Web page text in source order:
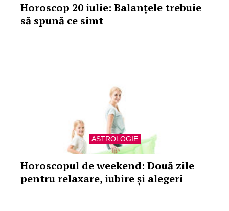
Horoscop 20 iulie: Balanțele trebuie
să spună ce simt
ASTROLOGIE
Horoscopul de weekend: Două zile
pentru relaxare, iubire și alegeri